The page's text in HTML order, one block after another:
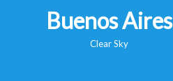
Buenos Aires
Clear Sky